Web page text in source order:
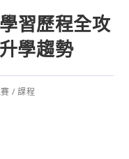
習歷程全攻
學趨勢
/ 課程